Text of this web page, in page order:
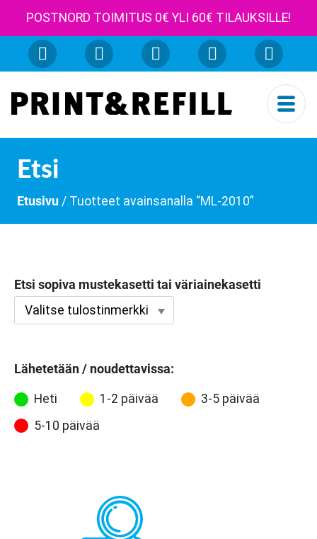
POSTNORD TOIMITUS 0€ YLI 60€ TILAUKSILLE!
Etsi
Etusivu / Tuotteet avainsanalla “ML-2010”
Etsi sopiva mustekasetti tai väriainekasetti
Lähetetään / noudettavissa:
Heti 1-2 päivää
3-5 päivää
5-10 päivää